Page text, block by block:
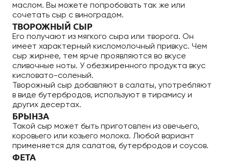
маслом. Вы можете попробовать так же или
сочетать сыр с виноградом.
ТВОРОЖНЫЙ СЫР
Его получают из мягкого сыра или творога. Он
имеет характерный кисломолочный привкус. Чем
сыр жирнее, тем ярче проявляются во вкусе
сливочные ноты. У обезжиренного продукта вкус
кисловато-соленый.
Творожный сыр добавляют в салаты, употребляют
в виде бутербродов, используют в тирамису и
других десертах.
БРЫНЗА
Такой сыр может быть приготовлен из овечьего,
коровьего или козьего молока. Любой вариант
применяется для салатов, бутербродов и соусов.
ФЕТА